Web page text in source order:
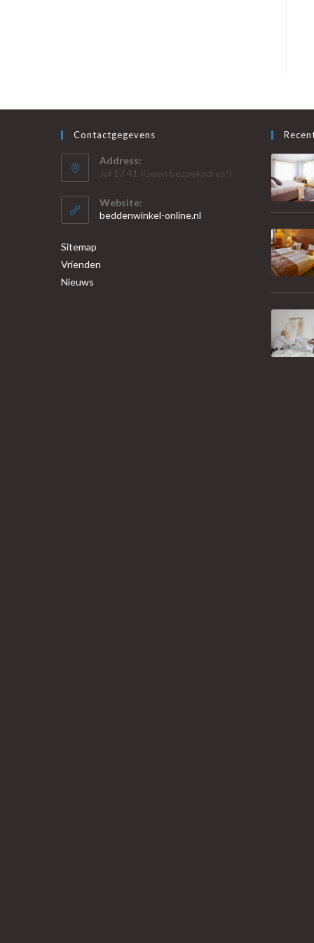
Contactgegevens
Address:
Jol 17 41 (Geen bezoekadres!)
Website:
beddenwinkel-online.nl
Sitemap
Vrienden
Nieuws